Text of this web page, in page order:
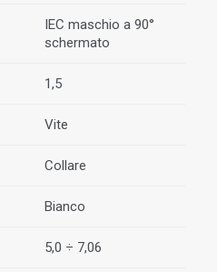
IEC maschio a 90°
schermato
1,5
Vite
Collare
Bianco
5,0 ÷ 7,06